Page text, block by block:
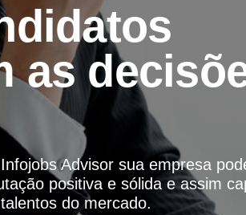
as
Advisor sua empresa
positiva e sólida e assim
do mercado.